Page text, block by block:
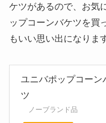
ケツがあるので、お気
ップコーンバケツを買
もいい思い出になりま
ユニバポップコーン
ツ
ノーブランド品